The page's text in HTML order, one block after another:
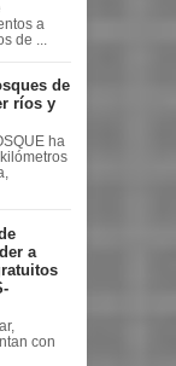
a
de ...
de
ríos y
ha
a
con